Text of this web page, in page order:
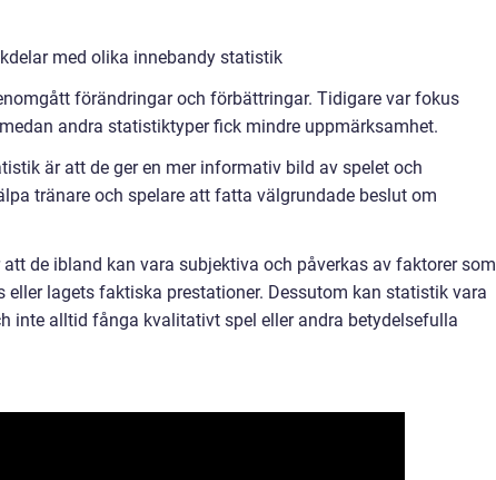
med olika innebandy statistik
förändringar och förbättringar. Tidigare var fokus
andra statistiktyper fick mindre uppmärksamhet.
är att de ger en mer informativ bild av spelet och
tränare och spelare att fatta välgrundade beslut om
de ibland kan vara subjektiva och påverkas av faktorer som
eller lagets faktiska prestationer. Dessutom kan statistik vara
inte alltid fånga kvalitativt spel eller andra betydelsefulla